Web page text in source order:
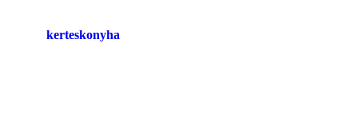
kerteskonyha